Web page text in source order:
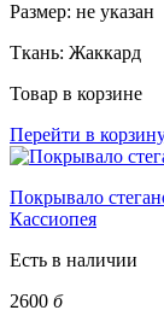
Размер: не указан
Ткань: Жаккард
Товар в корзине
Перейти в
Покрывало
Кассиопея
Есть в наличии
2600 б